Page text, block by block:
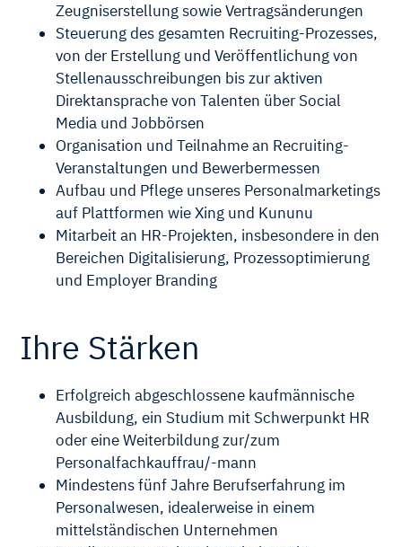
Zeugniserstellung sowie Vertragsänderungen
Steuerung des gesamten Recruiting-Prozesses,
von der Erstellung und Veröffentlichung von
Stellenausschreibungen bis zur aktiven
Direktansprache von Talenten über Social
Media und Jobbörsen
Organisation und Teilnahme an Recruiting-
Veranstaltungen und Bewerbermessen
Aufbau und Pflege unseres Personalmarketings
auf Plattformen wie Xing und Kununu
Mitarbeit an HR-Projekten, insbesondere in den
Bereichen Digitalisierung, Prozessoptimierung
und Employer Branding
Ihre Stärken
Erfolgreich abgeschlossene kaufmännische
Ausbildung, ein Studium mit Schwerpunkt HR
oder eine Weiterbildung zur/zum
Personalfachkauffrau/-mann
Mindestens fünf Jahre Berufserfahrung im
Personalwesen, idealerweise in einem
mittelständischen Unternehmen